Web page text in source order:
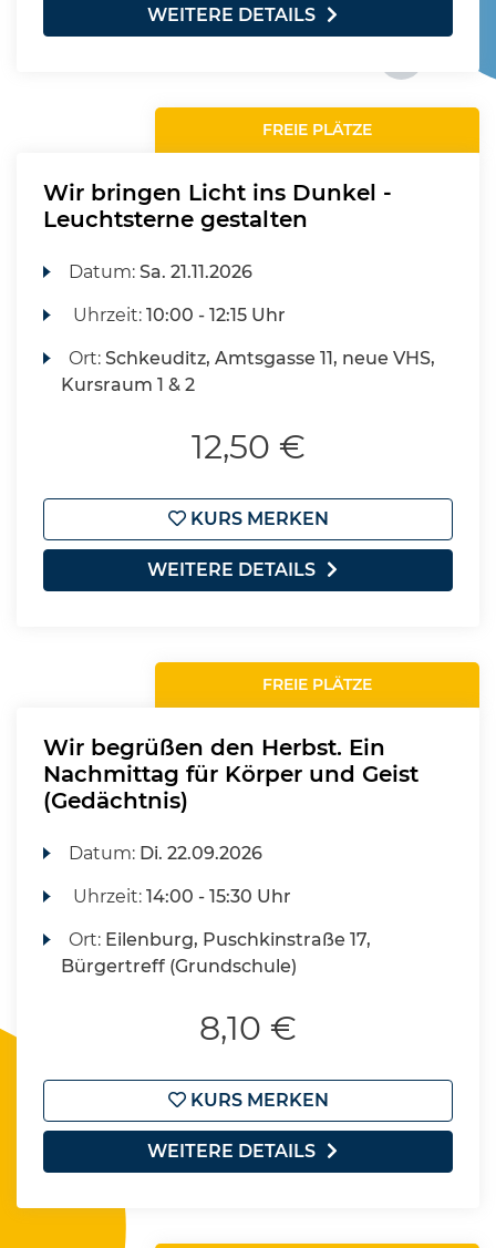
WEITERE DETAILS
FREIE PLÄTZE
Wir bringen Licht ins Dunkel -
Leuchtsterne gestalten
Datum:Sa. 21.11.2026
Uhrzeit:10:00 - 12:15 Uhr
Ort:Schkeuditz, Amtsgasse 11, neue VHS,
Kursraum 1 & 2
12,50 €
KURS MERKEN
WEITERE DETAILS
FREIE PLÄTZE
Wir begrüßen den Herbst. Ein
Nachmittag für Körper und Geist
(Gedächtnis)
Datum: Di. 22.09.2026
Uhrzeit:14:00 - 15:30 Uhr
Ort: Eilenburg, Puschkinstraße 17,
Bürgertreff (Grundschule)
8,10 €
KURS MERKEN
WEITERE DETAILS